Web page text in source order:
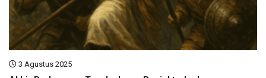
3 Agustus 2025